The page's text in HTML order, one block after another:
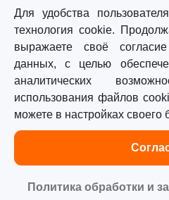
©«Sturm!» 2011–2026 ®
Все права защищены.
Политика обработки
Для удобства
технология cookie.
выражаете своё
данных, с целью
аналитических
использования файлов
можете в настройках своего
Политика обработки и